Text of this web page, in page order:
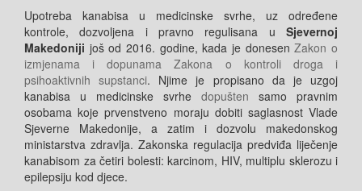
Upotreba kanabisa u medicinske svrhe, uz određene
kontrole, dozvoljena i pravno regulisana u Sjevernoj
Makedoniji još od 2016. godine, kada je donesenZakon o
izmjenama i dopunama Zakona o kontroli droga i
psihoaktivnih supstanci. Njime je propisano da je uzgoj
kanabisa u medicinske svrhe dopušten samo pravnim
osobama koje prvenstveno moraju dobiti saglasnost Vlade
Sjeverne Makedonije, a zatim i dozvolu makedonskog
ministarstva zdravlja. Zakonska regulacija predviđa liječenje
kanabisom za četiri bolesti: karcinom, HIV, multiplu sklerozu i
epilepsiju kod djece.